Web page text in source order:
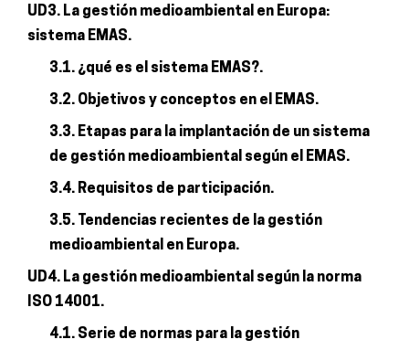
UD3. La gestión medioambiental en Europa:
sistema EMAS.
3.1. ¿qué es el sistema EMAS?.
3.2. Objetivos y conceptos en el EMAS.
3.3. Etapas para la implantación de un sistema
de gestión medioambiental según el EMAS.
3.4. Requisitos de participación.
3.5. Tendencias recientes de la gestión
medioambiental en Europa.
UD4. La gestión medioambiental según la norma
ISO 14001.
4.1. Serie de normas para la gestión